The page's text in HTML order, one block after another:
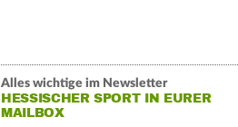
Alles wichtige im Newsletter
HESSISCHER SPORT IN EURER
MAILBOX